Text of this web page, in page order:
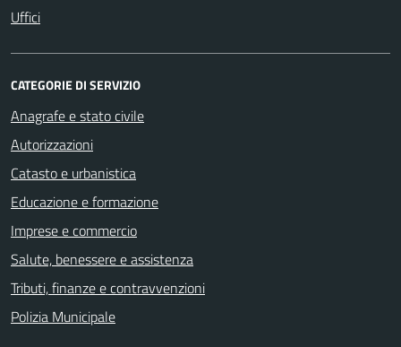
Uffici
CATEGORIE DI SERVIZIO
Anagrafe e stato civile
Autorizzazioni
Catasto e urbanistica
Educazione e formazione
Imprese e commercio
Salute, benessere e assistenza
Tributi, finanze e contravvenzioni
Polizia Municipale